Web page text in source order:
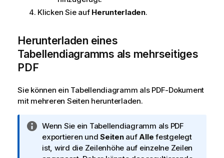
Klicken Sie auf Herunterladen.
Herunterladen eines
Tabellendiagramms als mehrseitiges
PDF
Sie können ein Tabellendiagramm als PDF-Dokument
mit mehreren Seiten herunterladen.
I
n
f
Wenn Sie ein Tabellendiagramm als PDF
exportieren und Seitenauf Alle festgelegt
ist, wird die Zeilenhöhe auf einzelne Zeilen